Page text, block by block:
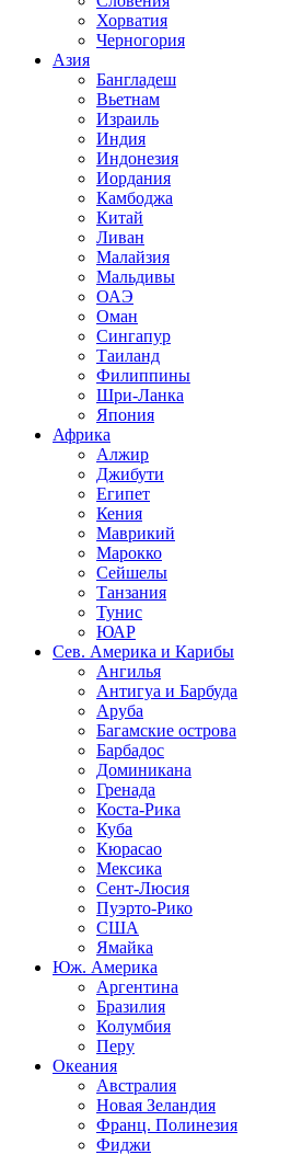
Хорватия
Черногория
Азия
Бангладеш
Вьетнам
Израиль
Индия
Индонезия
Иордания
Камбоджа
Китай
Ливан
Малайзия
Мальдивы
ОАЭ
Оман
Сингапур
Таиланд
Филиппины
Шри-Ланка
Япония
Африка
Алжир
Джибути
Египет
Кения
Маврикий
Марокко
Сейшелы
Танзания
Тунис
ЮАР
Сев. Америка и Карибы
Ангилья
Антигуа и Барбуда
Аруба
Багамские острова
Барбадос
Доминикана
Гренада
Коста-Рика
Куба
Кюрасао
Мексика
Сент-Люсия
Пуэрто-Рико
США
Ямайка
Юж. Америка
Аргентина
Бразилия
Колумбия
Перу
Океания
Австралия
Новая Зеландия
Франц. Полинезия
Фиджи